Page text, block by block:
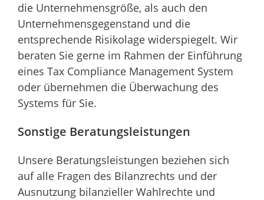
die Unternehmensgröße, als auch den
Unternehmensgegenstand und die
entsprechende Risikolage widerspiegelt. Wir
beraten Sie gerne im Rahmen der Einführung
eines Tax Compliance Management System
oder übernehmen die Überwachung des
Systems für Sie.
Sonstige Beratungsleistungen
Unsere Beratungsleistungen beziehen sich
auf alle Fragen des Bilanzrechts und der
Ausnutzung bilanzieller Wahlrechte und